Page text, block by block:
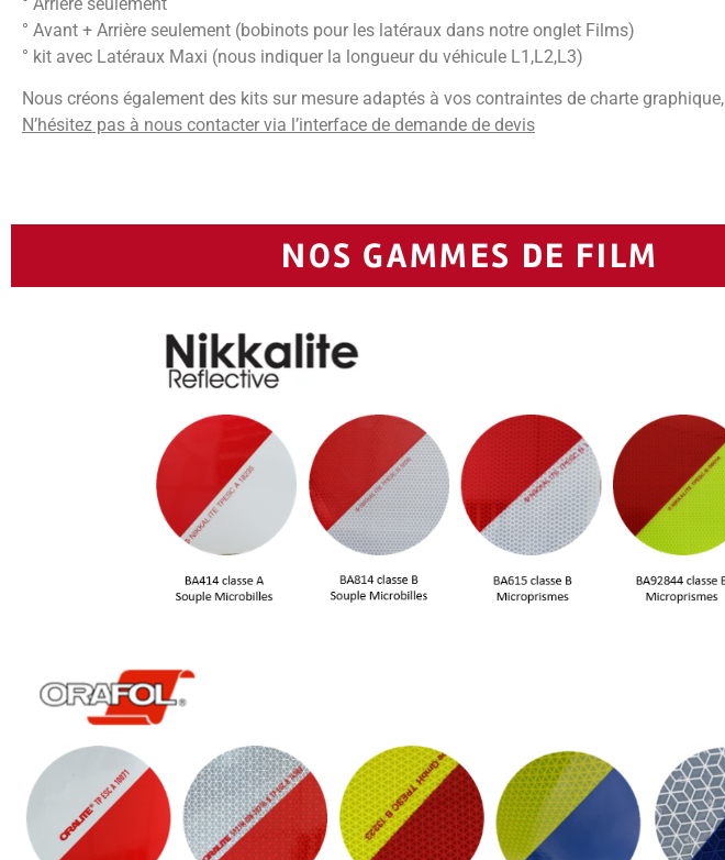
° Avant + Arrière seulement (bobinots pour les latéraux dans notre onglet Films)
° kit avec Latéraux Maxi (nous indiquer la longueur du véhicule L1,L2,L3)
Nous créons également des kits sur mesure adaptés à vos contraintes de charte graphique,
N’hésitez pas à nous contacter via l’interface de demande de devis
NOS GAMMES DE FILM